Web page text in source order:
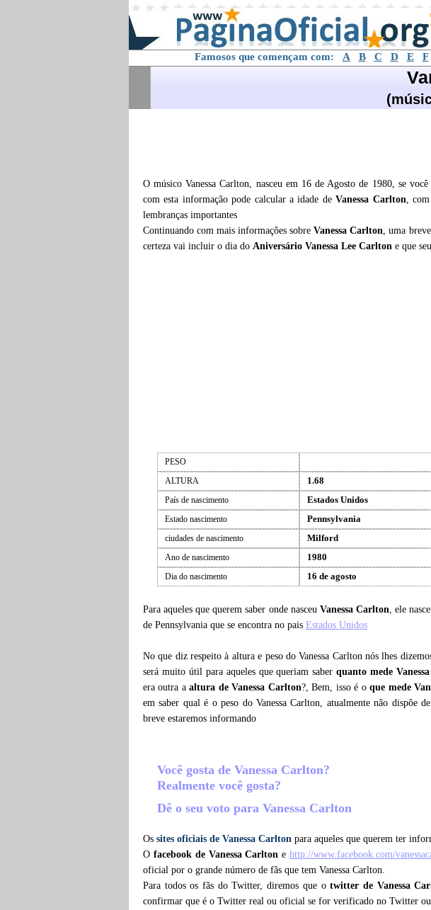
Famosos que començam com: A B C D E F
O músico Vanessa Carlton, nasceu em 16 de Agosto de 1980, se
com esta informação pode calcular a idade deVanessa Carlton, com
lembranças importantes
Continuando com mais informações sobreVanessa Carlton, uma breve
certeza vai incluir o dia do Aniversário Vanessa Lee Carlton e que
PESO
ALTURA
1.68
País de nascimento Estados Unidos
Estado nascimento Pennsylvania
ciudades de nascimento Milford
Ano de nascimento 1980
Dia do nascimento 16 de agosto
Para aqueles que querem saber onde nasceu Vanessa Carlton, ele
de Pennsylvania que se encontra no pais Estados Unidos
No que diz respeito à altura e peso do Vanessa Carlton nós lhes
será muito útil para aqueles que queriam saberquanto mede
era outra aaltura de Vanessa Carlton?, Bem, isso é oque mede
em saber qual é o peso do Vanessa Carlton, atualmente não dispõe
breve estaremos informando
Você gosta de Vanessa Carlton?
Realmente você gosta?
Dê o seu voto para Vanessa Carlton
Os sites oficiais de Vanessa Carlton para aqueles que querem ter
O facebook de Vanessa Carlton ehttp://www.facebook.com/
oficial por o grande número de fãs que tem Vanessa Carlton.
Para todos os fãs do Twitter, diremos que otwitter de Vanessa
confirmar que é o Twitter real ou oficial se for verificado no Twitter